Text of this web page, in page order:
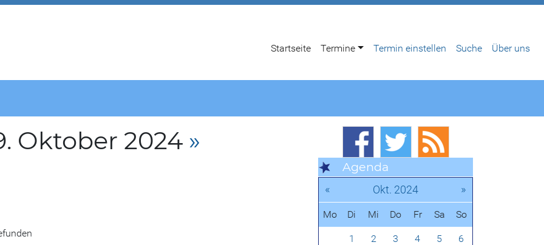
Startseite Termine Termin einstellen Suche Über uns
Oktober 2024 »
Agenda
« Okt. 2024 »
Mo Di Mi Do Fr Sa So
1 2 3 4 5 6